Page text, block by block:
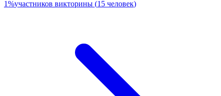
1%участников викторины (15 человек)